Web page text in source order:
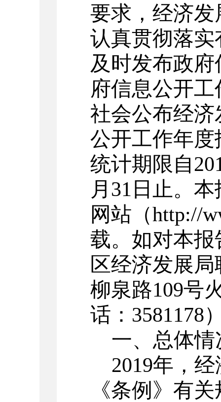
要求，经济
认真贯彻落
及时发布政
府信息公开
社会公布经济
公开工作年
统计期限自
月31日止。
网站（http://
载。如对本
区经济发展
柳泉路109号
话：3581178
一、总体情
2019年，经
《条例》有